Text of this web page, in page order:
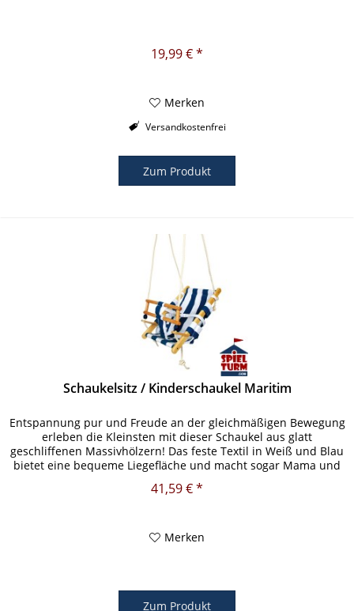
19,99 € *
Merken
Versandkostenfrei
Zum Produkt
Schaukelsitz / Kinderschaukel Maritim
Entspannung pur und Freude an der gleichmäßigen Bewegung
erleben die Kleinsten mit dieser Schaukel aus glatt
geschliffenen Massivhölzern! Das feste Textil in Weiß und Blau
bietet eine bequeme Liegefläche und macht sogar Mama und
41,59 € *
Merken
Zum Produkt